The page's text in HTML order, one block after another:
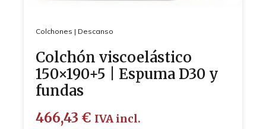
Colchones | Descanso
Colchón viscoelástico
150×190+5 | Espuma D30 y
fundas
466,43 € IVA incl.